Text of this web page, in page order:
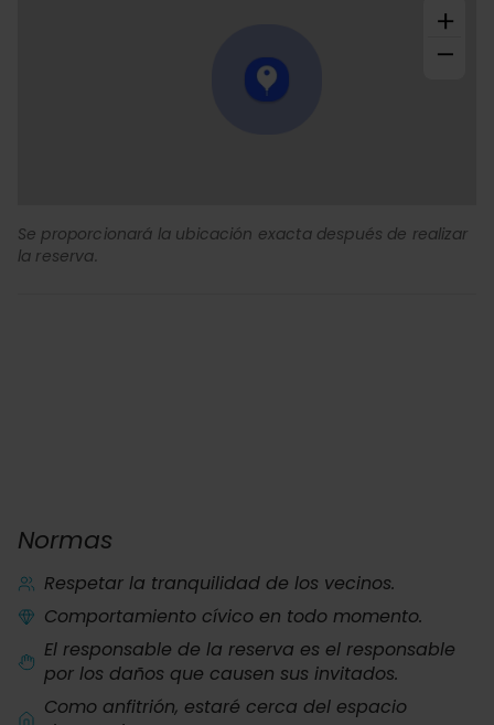
+
−
Se proporcionará la ubicación exacta después de realizar
la reserva.
Normas
Respetar la tranquilidad de los vecinos.
Comportamiento cívico en todo momento.
El responsable de la reserva es el responsable
por los daños que causen sus invitados.
Como anfitrión, estaré cerca del espacio